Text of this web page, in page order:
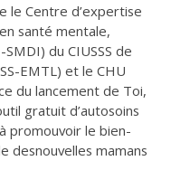
le Centre d’expertise
santé mentale,
du CIUSSS de
EMTL) et le CHU
du lancement de Toi,
gratuit d’autosoins
promouvoir le bien-
desnouvelles mamans